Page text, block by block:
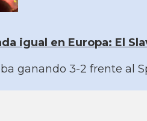
igual en Europa: El
ganando 3-2 frente al